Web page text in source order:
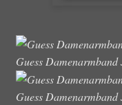
Guess
Guess